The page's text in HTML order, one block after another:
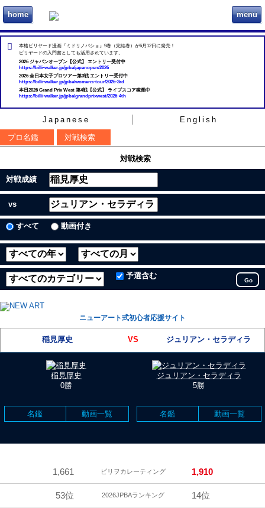
home ビリヲカ menu
本格ビリヤード漫画『ミドリノバショ』9巻（完結巻）が6月12日に発売！
ビリヤードの入門書としても活用されています。
2026 ジャパンオープン【公式】 エントリー受付中
https://billi-walker.jp/jpba/japanopen/2026
2026 全日本女子プロツアー第3戦 エントリー受付中
https://billi-walker.jp/jpba/womens-tour/2026-3rd
本日2026 Grand Prix West 第4戦【公式】 ライブスコア稼働中
https://billi-walker.jp/jpba/grandprixwest/2026-4th
Japanese
English
プロ名鑑
対戦検索
対戦検索
対戦成績
vs
すべて 動画付き
予選含む
Go
ニューアート式初心者応援サイト
稲見厚史 VS ジュリアン・セラディラ
稲見厚史
0勝
ジュリアン・セラディラ
5勝
名鑑 動画一覧 名鑑 動画一覧
1,661 ビリヲカレーティング 1,910
53位 2026JPBAランキング 14位